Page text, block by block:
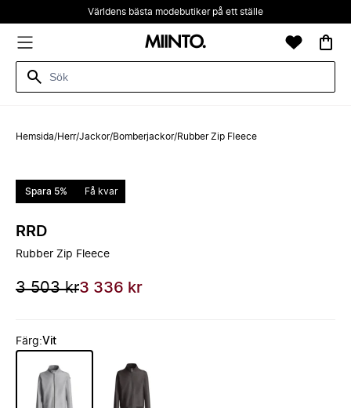
Världens bästa modebutiker på ett ställe
Hemsida/Herr/Jackor/Bomberjackor/Rubber Zip Fleece
Spara 5% Få kvar
RRD
Rubber Zip Fleece
3 503 kr3 336 kr
Färg:Vit